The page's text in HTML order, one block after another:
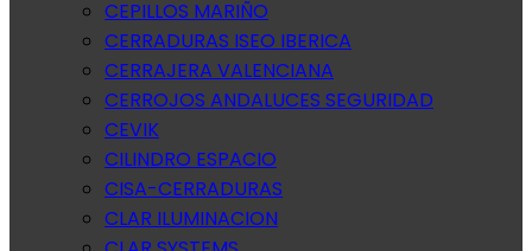
CEPILLOS MARIÑO
CERRADURAS ISEO IBERICA
CERRAJERA VALENCIANA
CERROJOS ANDALUCES SEGURIDAD
CEVIK
CILINDRO ESPACIO
CISA-CERRADURAS
CLAR ILUMINACION